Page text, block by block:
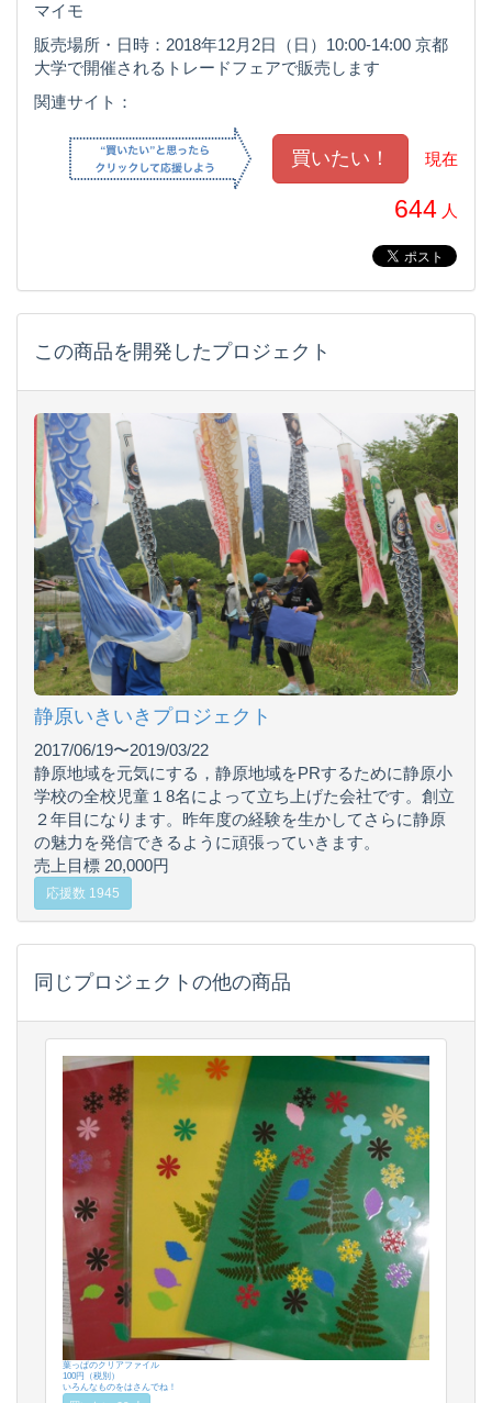
マイモ
販売場所・日時：2018年12月2日（日）10:00-14:00 京都
大学で開催されるトレードフェアで販売します
関連サイト：
現在
644 人
この商品を開発したプロジェクト
静原いきいきプロジェクト
2017/06/19〜2019/03/22
静原地域を元気にする，静原地域をPRするために静原小
学校の全校児童１8名によって立ち上げた会社です。創立
２年目になります。昨年度の経験を生かしてさらに静原
の魅力を発信できるように頑張っていきます。
売上目標 20,000円
応援数 1945
同じプロジェクトの他の商品
葉っぱのクリアファイル
100円（税別）
いろんなものをはさんでね！